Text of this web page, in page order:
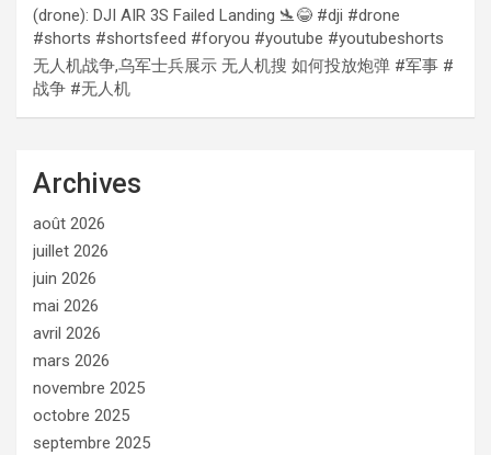
(drone): DJI AIR 3S Failed Landing 🛬😂 #dji #drone
#shorts #shortsfeed #foryou #youtube #youtubeshorts
无人机战争,乌军士兵展示 无人机搜 如何投放炮弹 #军事 #
战争 #无人机
Archives
août 2026
juillet 2026
juin 2026
mai 2026
avril 2026
mars 2026
novembre 2025
octobre 2025
septembre 2025